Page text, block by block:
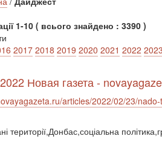
1-10 ( всього знайдено : 3390 )
2017 2018 2019 2020 2021 2022
Новая газета -
articles/2022/02/23/
території,Донбас,соціальна